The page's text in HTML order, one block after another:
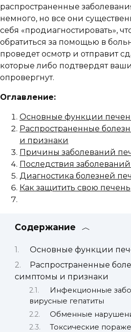
распространенные
немного, но все они
себя «продиагностировать»,
обратиться за помощью в
проведет осмотр и отправит
которые либо подтвердят
опровергнут.
Оглавление:
Основные функции
Распространенные
и признаки
Причины заболеваний
Последствия
Диагностика болезней
Как защитить свою печень
Содержание
Основные функции
Распространенные
симптомы и признаки
Инфекционные
вирусные гепатиты
Обменные
Токсические